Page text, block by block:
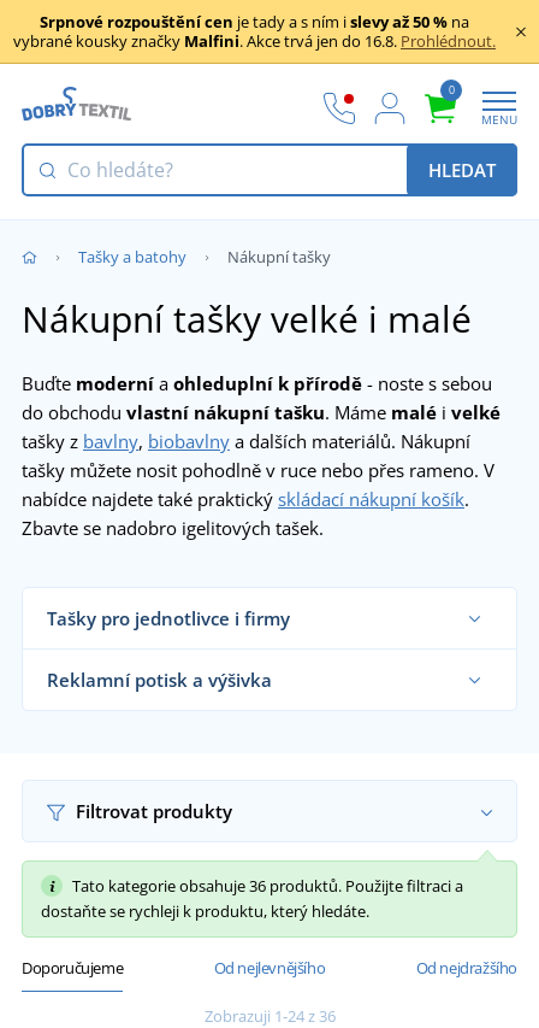
Srpnové rozpouštění cen je tady a s ním islevy až 50 % na
vybrané kousky značky Malfini. Akce trvá jen do 16.8. Prohlédnout.
0
MENU
HLEDAT
Tašky a batohy Nákupní tašky
Nákupní tašky velké i malé
Buďte moderní a ohleduplní k přírodě - noste s sebou
do obchodu vlastní nákupní tašku. Máme malé i velké
tašky z bavlny, biobavlny a dalších materiálů. Nákupní
tašky můžete nosit pohodlně v ruce nebo přes rameno. V
nabídce najdete také praktický skládací nákupní košík.
Zbavte se nadobro igelitových tašek.
Tašky pro jednotlivce i firmy
Dodáváme nákupní tašky reklamním agenturám,
firmám, obchodníkům s textilem i koncovým
zákazníkům již od 1 kusu.
Chci vědět více
Reklamní potisk a výšivka
Filtrovat produkty
Tato kategorie obsahuje 36 produktů. Použijte filtraci a
dostaňte se rychleji k produktu, který hledáte.
Doporučujeme Od nejlevnějšího Od nejdražšího
Zobrazuji 1-24 z 36